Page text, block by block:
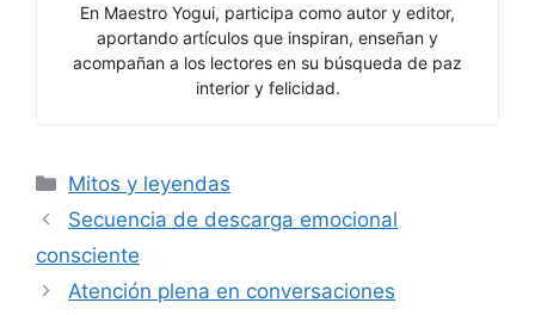
En Maestro Yogui, participa como autor y editor,
aportando artículos que inspiran, enseñan y
acompañan a los lectores en su búsqueda de paz
interior y felicidad.
Categorías
Mitos y leyendas
Secuencia de descarga emocional
consciente
Atención plena en conversaciones